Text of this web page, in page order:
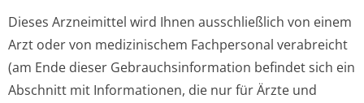
Dieses Arzneimittel wird Ihnen ausschließlich von einem
Arzt oder von medizinischem Fachpersonal verabreicht
(am Ende dieser Gebrauchsinfor­mation befindet sich ein
Abschnitt mit Informationen, die nur für Ärzte und